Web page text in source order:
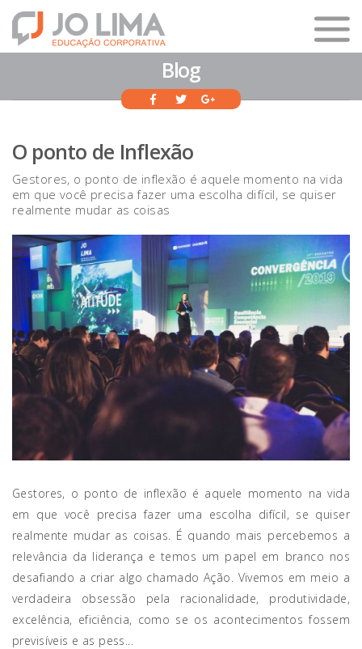
Blog
O ponto de Inflexão
Gestores, o ponto de inflexão é aquele momento na vida
em que você precisa fazer uma escolha difícil, se quiser
realmente mudar as coisas
Gestores, o ponto de inflexão é aquele momento na vida
em que você precisa fazer uma escolha difícil, se quiser
realmente mudar as coisas. É quando mais percebemos a
relevância da liderança e temos um papel em branco nos
desafiando a criar algo chamado Ação. Vivemos em meio a
verdadeira obsessão pela racionalidade, produtividade,
excelência, eficiência, como se os acontecimentos fossem
previsíveis e as pess...